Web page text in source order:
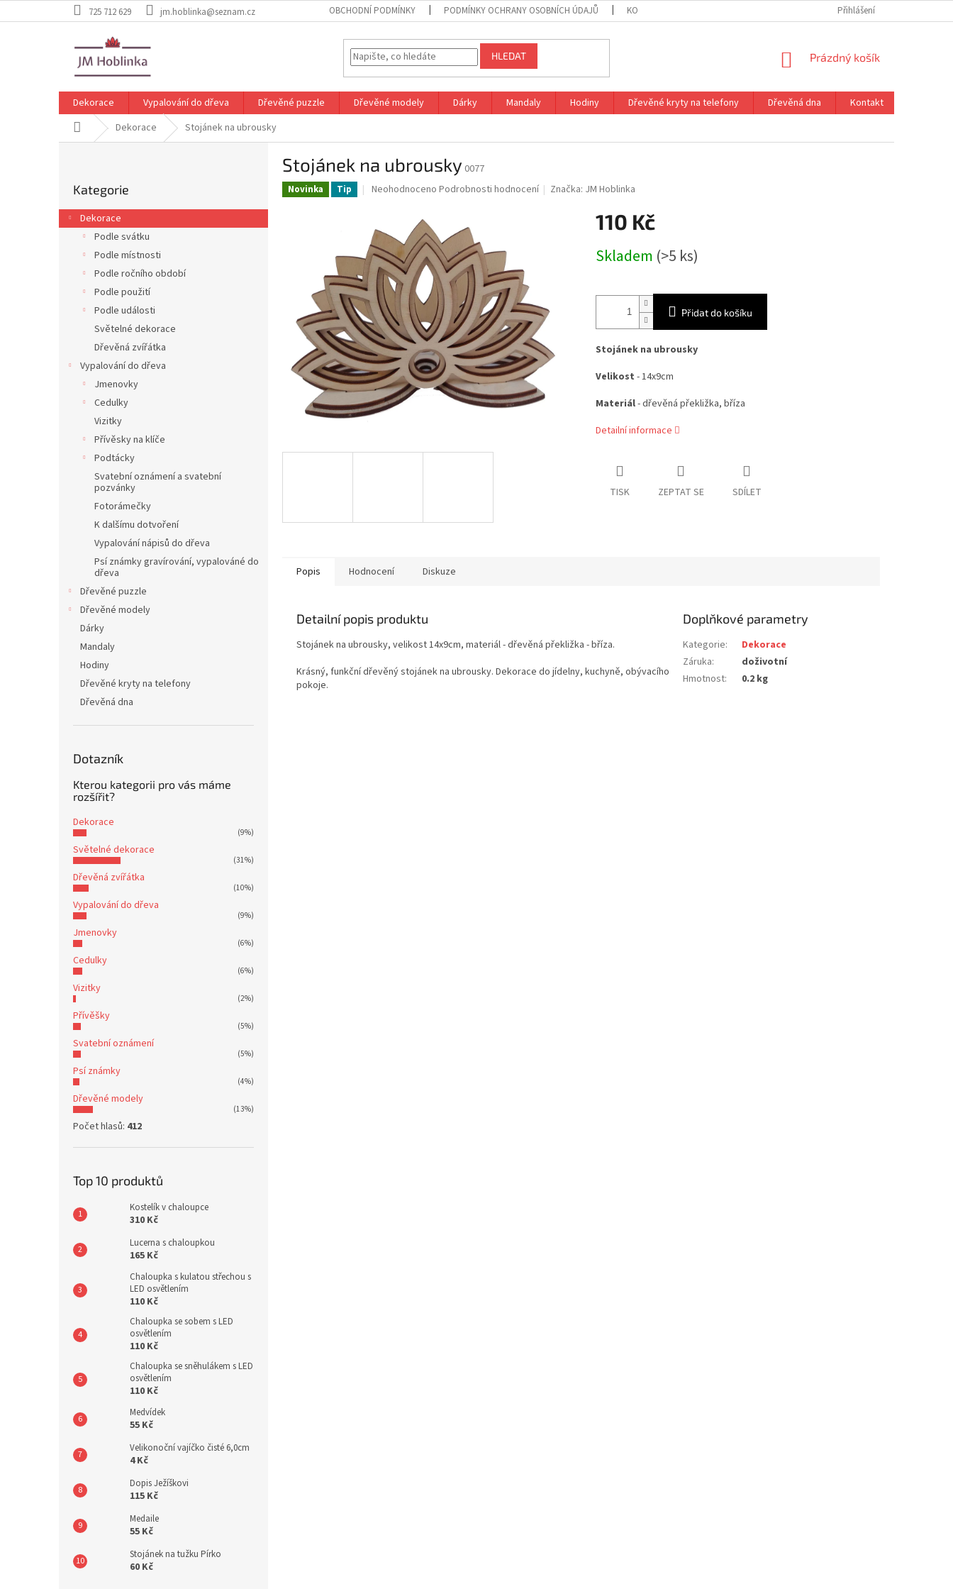
na
725 712 629 jm.hoblinka@seznam.cz OBCHODNÍ PODMÍNKY PODMÍNKY OCHRANY OSOBNÍCH ÚDAJŮ KONTAKT Přihlášení
HLEDAT
NÁKUPNÍ
Prázdný košík
Dekorace Vypalování do dřeva Dřevěné puzzle Dřevěné modely Dárky Mandaly Hodiny Dřevěné kryty na telefony Dřevěná dna
Kontakt
Domů Dekorace Stojánek na ubrousky
r
a
kategorie
Kategorie
Dekorace
Podle svátku
Podle místnosti
Podle ročního období
Podle použití
Podle události
Světelné dekorace
Dřevěná zvířátka
Vypalování do dřeva
Jmenovky
Cedulky
Vizitky
Přívěsky na klíče
Podtácky
Svatební oznámení a svatební
pozvánky
Fotorámečky
K dalšímu dotvoření
Vypalování nápisů do dřeva
Psí známky gravírování, vypalováné do
dřeva
Dřevěné puzzle
Dřevěné modely
Dárky
Mandaly
Hodiny
Dřevěné kryty na telefony
Dřevěná dna
Dotazník
Kterou kategorii pro vás máme
rozšířit?
Dekorace
(9%)
Světelné dekorace
(31%)
Dřevěná zvířátka
(10%)
Vypalování do dřeva
(9%)
Jmenovky
(6%)
Cedulky
(6%)
Vizitky
(2%)
Přívěšky
(5%)
Svatební oznámení
(5%)
Psí známky
(4%)
Dřevěné modely
(13%)
Počet hlasů: 412
Top 10 produktů
Kostelík v chaloupce
310 Kč
Lucerna s chaloupkou
165 Kč
Chaloupka s kulatou střechou s
LED osvětlením
110 Kč
Chaloupka se sobem s LED
osvětlením
110 Kč
Chaloupka se sněhulákem s LED
osvětlením
110 Kč
Medvídek
55 Kč
Velikonoční vajíčko čisté 6,0cm
4 Kč
Dopis Ježíškovi
115 Kč
Medaile
55 Kč
Stojánek na tužku Pírko
60 Kč
Stojánek na ubrousky 0077
Novinka Tip
Průměrné
je
0,0
z
hvězdiček.
Neohodnoceno Podrobnosti hodnocení Značka: JM Hoblinka
110 Kč
cena:
Skladem (>5 ks)
Přidat do košíku
Stojánek na ubrousky
Velikost - 14x9cm
Materiál- dřevěná překližka, bříza
Detailní informace
TISK ZEPTAT SE SDÍLET
Popis Hodnocení Diskuze
Detailní popis produktu
Stojánek na ubrousky, velikost 14x9cm, materiál - dřevěná překližka - bříza.
Krásný, funkční dřevěný stojánek na ubrousky. Dekorace do jídelny, kuchyně, obývacího
pokoje.
Doplňkové parametry
Kategorie:
Dekorace
Záruka:
doživotní
Hmotnost: 0.2 kg